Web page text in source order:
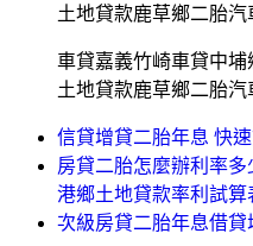
土地貸款鹿草鄉二胎
車貸嘉義竹崎車貸中
土地貸款鹿草鄉二胎
信貸增貸二胎年息 快
房貸二胎怎麼辦利率
港鄉土地貸款率利試算
次級房貸二胎年息借